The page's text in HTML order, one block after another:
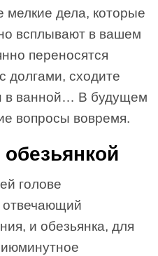
мелкие дела, которые
всплывают в вашем
переносятся
долгами, сходите
в ванной… В будущем
вопросы вовремя.
голове
отвечающий
и обезьянка, для